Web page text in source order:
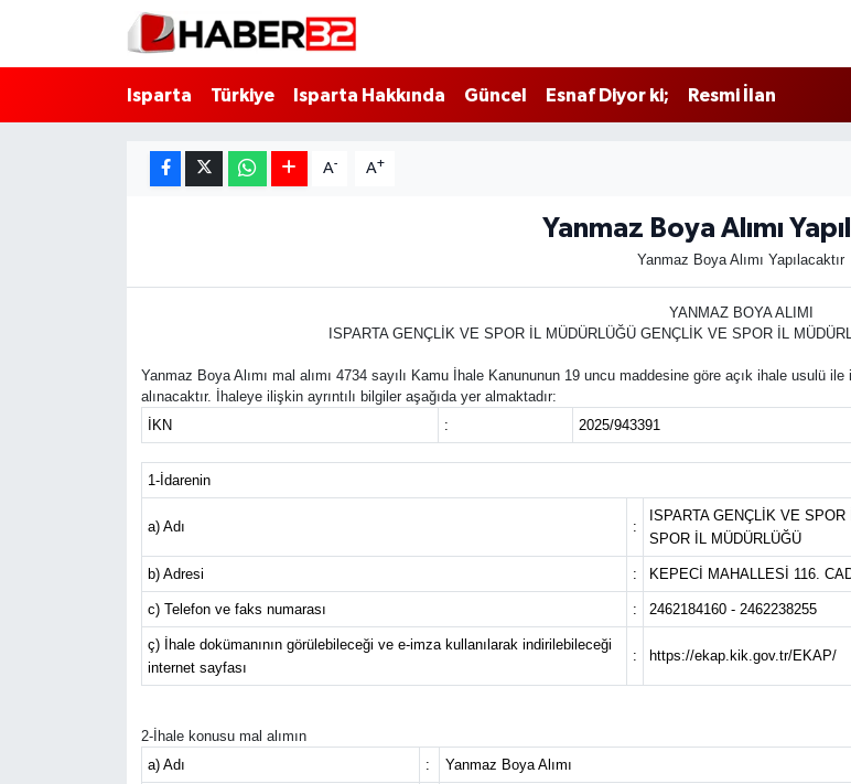
Isparta Türkiye Isparta Hakkında Güncel Esnaf Diyor ki; Resmi İlan
A- A+
Yanmaz Boya Alımı
Yanmaz Boya Alımı Yapılacaktır
YANMAZ BOYA ALIMI
ISPARTA GENÇLİK VE SPOR İL MÜDÜRLÜĞÜ GENÇLİK VE SPOR İL
Yanmaz Boya Alımı mal alımı 4734 sayılı Kamu İhale Kanununun 19 uncu maddesine göre açık ihale
alınacaktır. İhaleye ilişkin ayrıntılı bilgiler aşağıda yer almaktadır:
İKN
: 2025/943391
1-İdarenin
a) Adı :
ISPARTA GENÇLİK VE
SPOR İL MÜDÜRLÜĞÜ
b) Adresi : KEPECİ MAHALLESİ 116.
c) Telefon ve faks numarası : 2462184160 - 2462238255
ç) İhale dokümanının görülebileceği ve e-imza kullanılarak indirilebileceği
internet sayfası
: https://ekap.kik.gov.tr/EKAP/
2-İhale konusu mal alımın
a) Adı
: Yanmaz Boya Alımı
HABERDE İNSAN
KÜLTÜR SANAT
Haber Arşivi